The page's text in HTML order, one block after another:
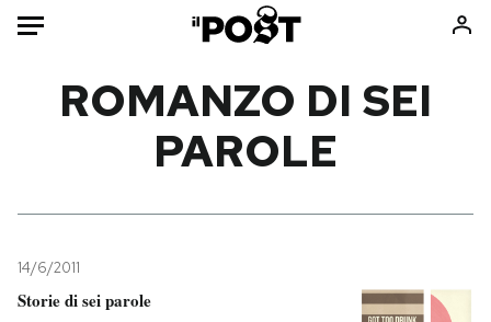
Mondo
Tecnologia
Internet
Libri
ROMANZO DI SEI
PAROLE
14/6/2011
Storie di sei parole